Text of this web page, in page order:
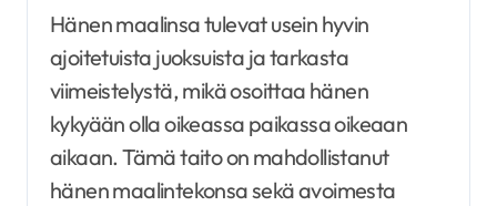
Hänen maalinsa tulevat usein hyvin
ajoitetuista juoksuista ja tarkasta
viimeistelystä, mikä osoittaa hänen
kykyään olla oikeassa paikassa oikeaan
aikaan. Tämä taito on mahdollistanut
hänen maalintekonsa sekä avoimesta